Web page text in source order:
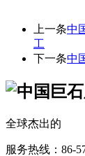
上一条中
工
下一条中
全球杰出的
服务热线：86-